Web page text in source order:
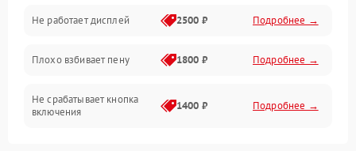
Управление и электроника
Программное обеспечение
Не работает дисплей 2500 ₽ Подробнее →
Плохо взбивает пену 1800 ₽ Подробнее →
Не срабатывает кнопка
включения
1400 ₽ Подробнее →